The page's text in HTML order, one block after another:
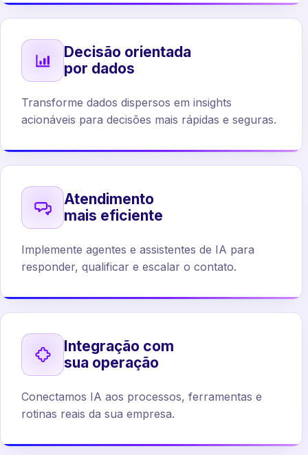
Decisão orientada
por dados
Transforme dados dispersos em insights
acionáveis para decisões mais rápidas e seguras.
Atendimento
mais eficiente
Implemente agentes e assistentes de IA para
responder, qualificar e escalar o contato.
Integração com
sua operação
Conectamos IA aos processos, ferramentas e
rotinas reais da sua empresa.